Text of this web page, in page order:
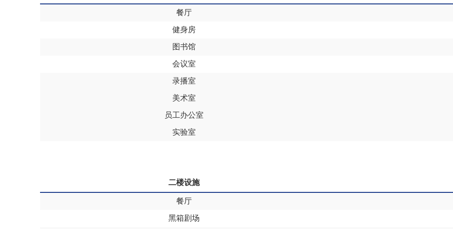
餐厅
健身房
图书馆
会议室
录播室
美术室
员工办公室
实验室
二楼设施
餐厅
黑箱剧场